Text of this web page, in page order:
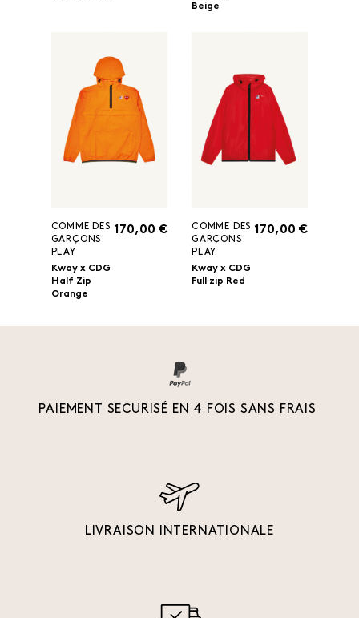
Beige
COMME DES
GARÇONS
PLAY
Kway x CDG
Half Zip
Orange
170,00 €
COMME DES
GARÇONS
PLAY
Kway x CDG
Full zip Red
170,00 €
PAIEMENT SECURISÉ EN 4 FOIS SANS FRAIS
LIVRAISON INTERNATIONALE